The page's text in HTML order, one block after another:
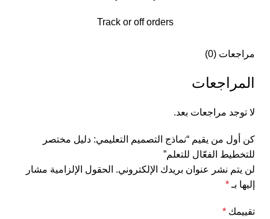
Track or off orders
مراجعات (0)
المراجعات
لا توجد مراجعات بعد.
كن أول من يقيم “نماذج التصميم التعليمي: دليل مختصر
للتخطيط الفعّال للتعلم”
لن يتم نشر عنوان بريدك الإلكتروني. الحقول الإلزامية مشار
إليها بـ *
تقييمك *